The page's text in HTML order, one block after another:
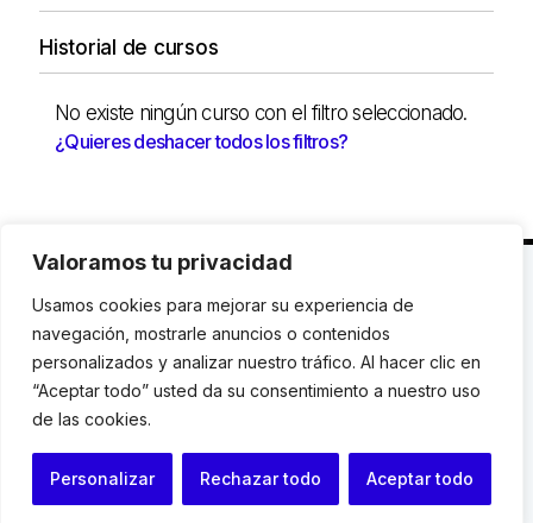
Valoramos tu privacidad
Usamos cookies para mejorar su experiencia de
navegación, mostrarle anuncios o contenidos
personalizados y analizar nuestro tráfico. Al hacer clic en
“Aceptar todo” usted da su consentimiento a nuestro uso
de las cookies.
Personalizar Rechazar todo Aceptar todo
Historial de cursos
No existe ningún curso con el filtro seleccionado.
¿Quieres deshacer todos los filtros?
C. Avinyó 44, 2n | 08002 Barcelona |
T.: +34 93
119 03 72|institut@idhc.org
© Institut de Drets Humans de Catalunya.
Aviso legal|Cookies|Contacto